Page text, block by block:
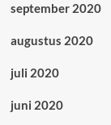
september 2020
augustus 2020
juli 2020
juni 2020